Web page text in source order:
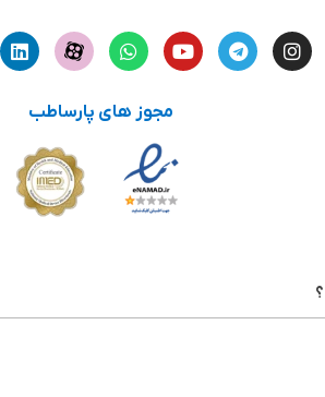
مجوز های پارساطب